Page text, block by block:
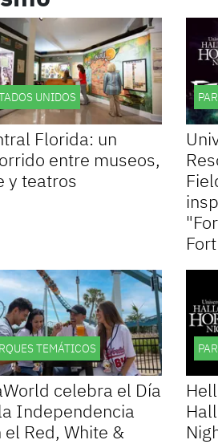
UNIDOS
Florida: un
entre museos,
y teatros
TEMÁTICOS
celebra el Día
Independencia
el Red, White &